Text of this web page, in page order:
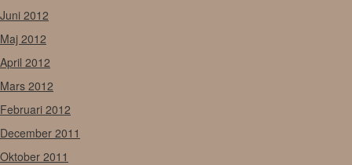
Juni 2012
Maj 2012
April 2012
Mars 2012
Februari 2012
December 2011
Oktober 2011